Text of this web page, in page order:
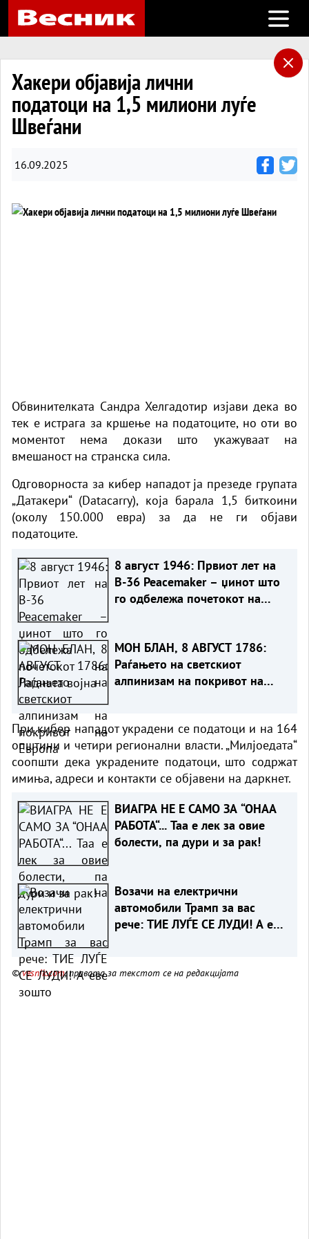
Open
Хакери објавија лични
податоци на 1,5 милиони луѓе
Швеѓани
16.09.2025
Обвинителката Сандра Хелгадотир изјави дека во
тек е истрага за кршење на податоците, но оти во
моментот нема докази што укажуваат на
вмешаност на странска сила.
Одговорноста за кибер нападот ја презеде групата
„Датакери“ (Datacarry), која барала 1,5 биткоини
(околу 150.000 евра) за да не ги објави
податоците.
8 август 1946: Првиот лет на
B-36 Peacemaker – џинот што
го одбележа почетокот на
МОН БЛАН, 8 АВГУСТ 1786:
Раѓањето на светскиот
алпинизам на покривот на
При кибер нападот украдени се податоци и на 164
општини и четири регионални власти. „Милјоедата“
соопшти дека украдените податоци, што содржат
имиња, адреси и контакти се објавени на даркнет.
ВИАГРА НЕ Е САМО ЗА “ОНАА
РАБОТА“... Таа е лек за овие
болести, па дури и за рак!
Возачи на електрични
автомобили Трамп за вас
рече: ТИЕ ЛУЃЕ СЕ ЛУДИ! А еве
©vesnik.com, правата за текстот се на редакцијата